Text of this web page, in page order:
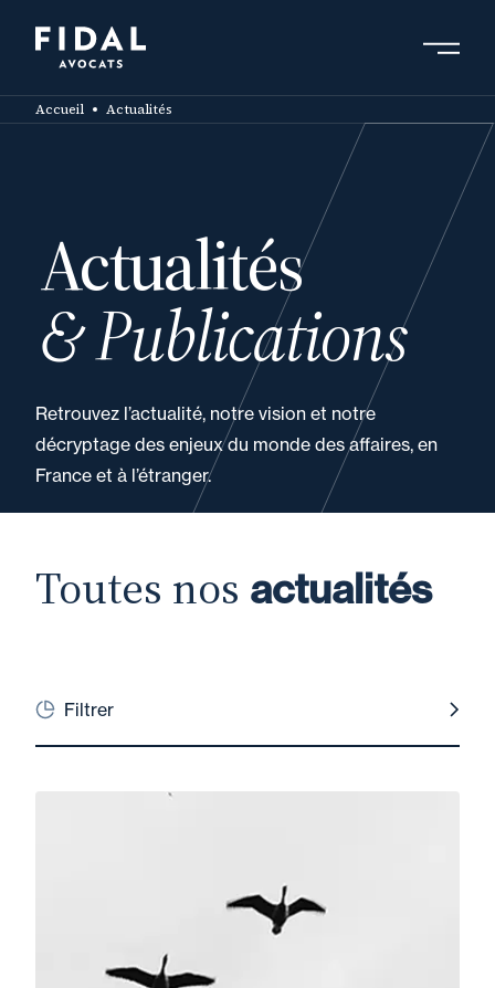
contenu
principal
Accueil Actualités
Actualités
& Publications
Retrouvez l’actualité, notre vision et notre
décryptage des enjeux du monde des affaires, en
France et à l’étranger.
Toutes nos actualités
Filtrer